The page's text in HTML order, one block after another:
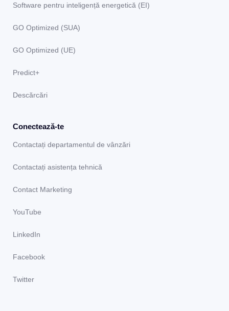
Software pentru inteligență energetică (EI)
GO Optimized (SUA)
GO Optimized (UE)
Predict+
Descărcări
Conectează-te
Contactați departamentul de vânzări
Contactați asistența tehnică
Contact Marketing
YouTube
LinkedIn
Facebook
Twitter